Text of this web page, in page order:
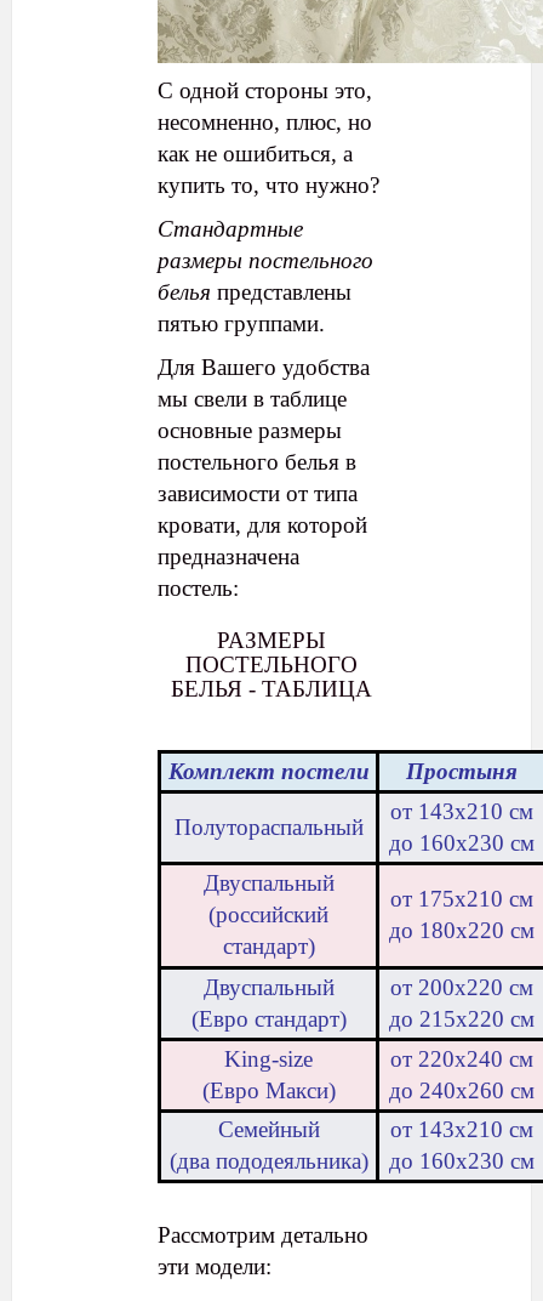
С одной стороны это,
несомненно, плюс, но
как не ошибиться, а
купить то, что нужно?
Стандартные
размеры постельного
белья представлены
пятью группами.
Для Вашего удобства
мы свели в таблице
основные размеры
постельного белья в
зависимости от типа
кровати, для которой
предназначена
постель:
РАЗМЕРЫ
ПОСТЕЛЬНОГО
БЕЛЬЯ - ТАБЛИЦА
Комплект постели Простыня
Полутораспальный
от 143х210 см
до 160х230 см
Двуспальный
(российский
стандарт)
от 175х210 см
до 180х220 см
Двуспальный
(Евро стандарт)
от 200х220 см
до 215х220 см
King-size
(Евро Макси)
от 220х240 см
до 240х260 см
Семейный
(два пододеяльника)
от 143х210 см
до 160х230 см
Рассмотрим детально
эти модели: